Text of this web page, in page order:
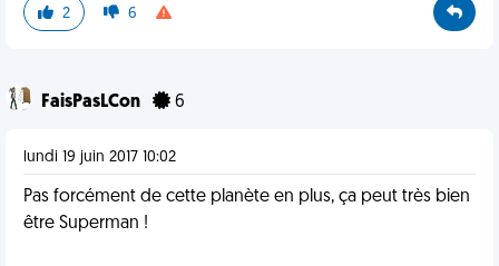
2 6
FaisPasLCon 6
lundi 19 juin 2017 10:02
Pas forcément de cette planète en plus, ça peut très bien
être Superman !